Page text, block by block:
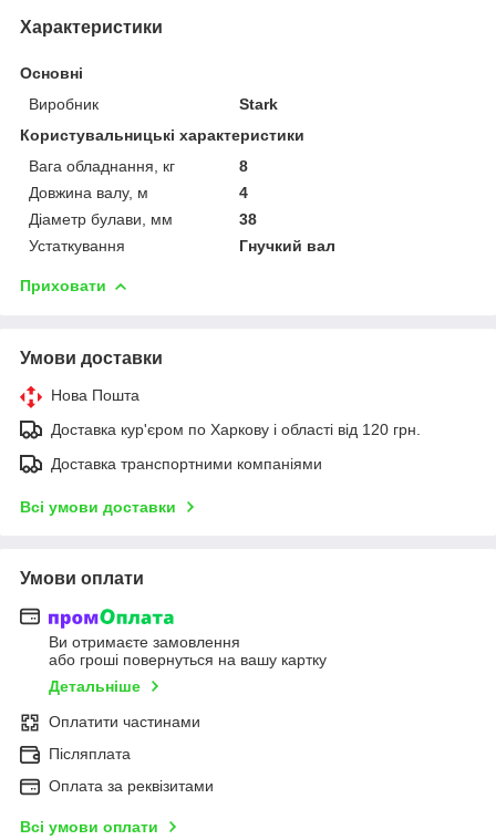
Характеристики
Основні
Виробник
Stark
Користувальницькі характеристики
Вага обладнання, кг
8
Довжина валу, м
4
Діаметр булави, мм
38
Устаткування
Гнучкий вал
Приховати
Умови доставки
Нова Пошта
Доставка кур'єром по Харкову і області від 120 грн.
Доставка транспортними компаніями
Всі умови доставки
Умови оплати
Ви отримаєте замовлення
або гроші повернуться на вашу картку
Детальніше
Оплатити частинами
Післяплата
Оплата за реквізитами
Всі умови оплати